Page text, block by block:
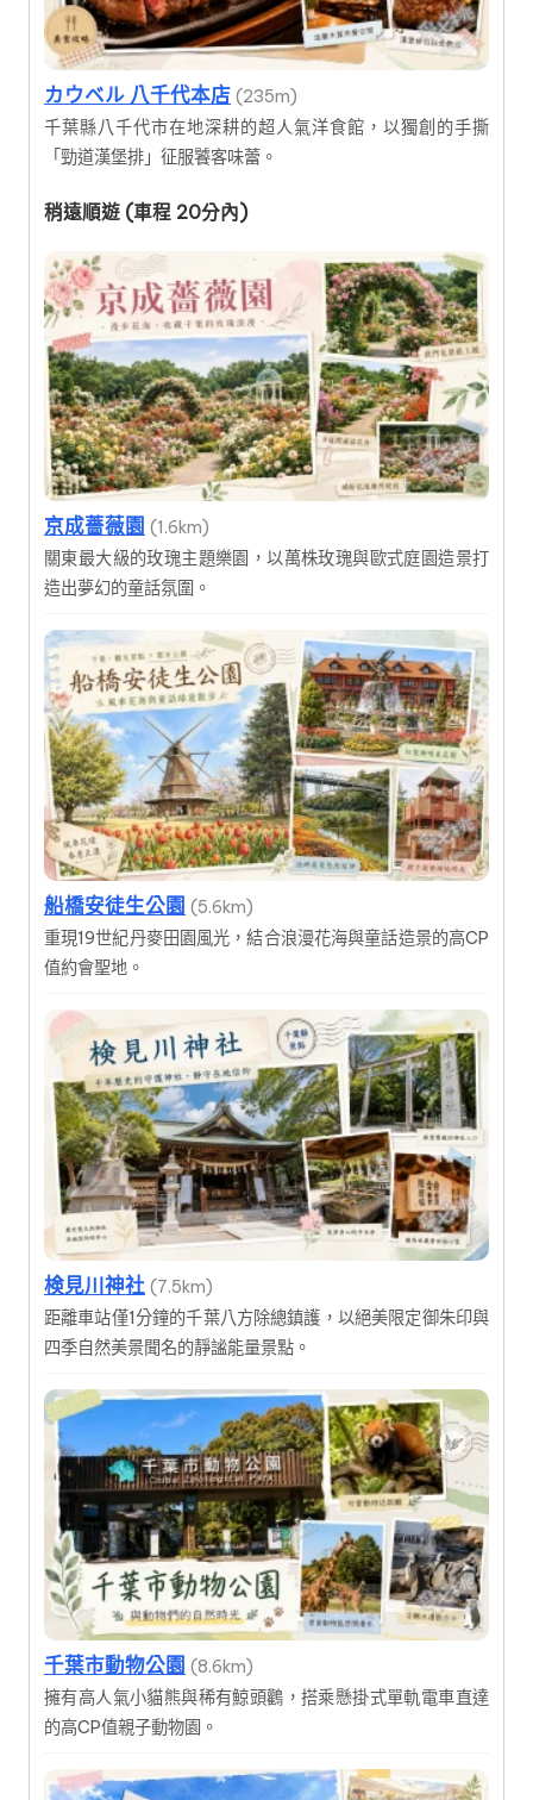
カウベル 八千代本店 (235m)
千葉縣八千代市在地深耕的超人氣洋食館，以獨創的手撕
「勁道漢堡排」征服饕客味蕾。
稍遠順遊 (車程 20分內)
京成薔薇園 (1.6km)
關東最大級的玫瑰主題樂園，以萬株玫瑰與歐式庭園造景打
造出夢幻的童話氛圍。
船橋安徒生公園 (5.6km)
重現19世紀丹麥田園風光，結合浪漫花海與童話造景的高CP
值約會聖地。
検見川神社 (7.5km)
距離車站僅1分鐘的千葉八方除總鎮護，以絕美限定御朱印與
四季自然美景聞名的靜謐能量景點。
千葉市動物公園 (8.6km)
擁有高人氣小貓熊與稀有鯨頭鸛，搭乘懸掛式單軌電車直達
的高CP值親子動物園。